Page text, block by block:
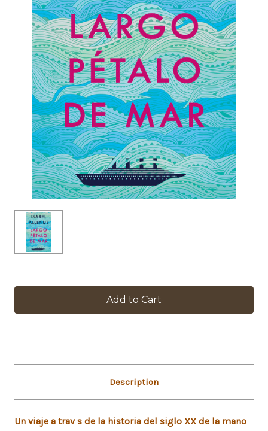
Description
Un viaje a trav s de la historia del siglo XX de la mano